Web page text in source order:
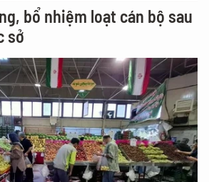
bổ nhiệm loạt cán bộ sau
sở